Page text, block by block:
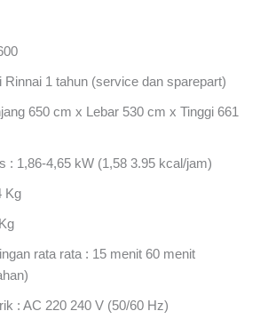
1 tahun (service dan sparepart)
650 cm x Lebar 530 cm x Tinggi 661
: 1,86-4,65 kW (1,58 3.95 kcal/jam)
Kg
rata rata : 15 menit 60 menit
: AC 220 240 V (50/60 Hz)